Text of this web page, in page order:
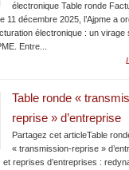
électronique Table ronde
11 décembre 2025, l’Ajpme a
électronique : un virage
Entre...
Table ronde «
reprise » d’entreprise
Partagez cet articleTable
« transmission-reprise »
reprises d’entreprises :